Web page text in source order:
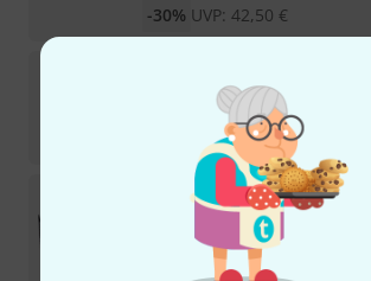
UVP: 42,50 €
-30%
68
Sofort lieferbar
€
StageClick SC-2 Clean Bundle
Sofort lieferbar